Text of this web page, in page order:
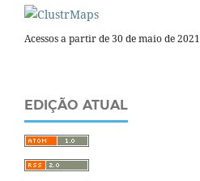
Acessos a partir de 30 de maio de 2021
EDIÇÃO ATUAL